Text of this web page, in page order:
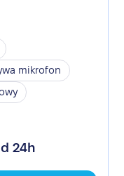
mikrofon
24h